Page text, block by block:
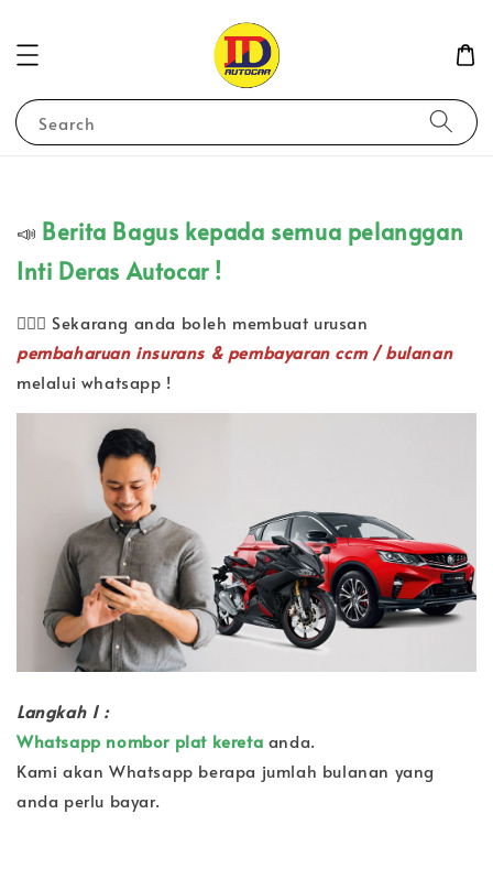
Search
📣 Berita Bagus kepada semua pelanggan
Inti Deras Autocar !
🙋🏻‍♀️ Sekarang anda boleh membuat urusan
pembaharuan insurans & pembayaran ccm / bulanan
melalui whatsapp !
Langkah 1 :
Whatsapp nombor plat kereta anda.
Kami akan Whatsapp berapa jumlah bulanan yang
anda perlu bayar.